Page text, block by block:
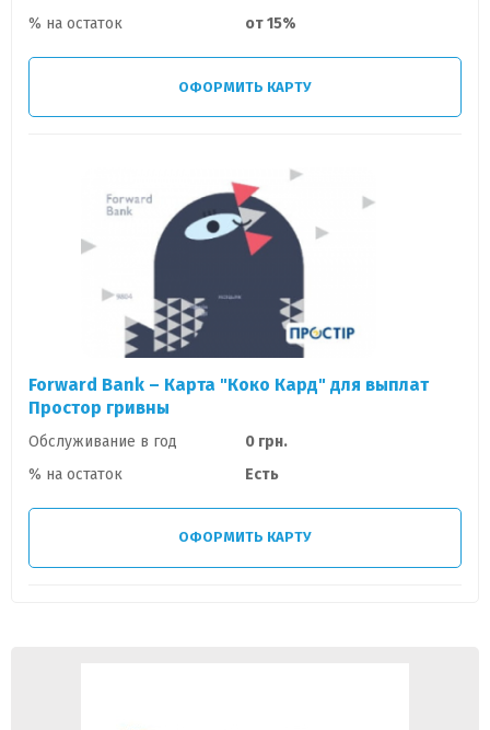
% на остаток
от 15%
ОФОРМИТЬ КАРТУ
Forward Bank – Карта "Коко Кард" для выплат
Простор гривны
Обслуживание в год
0 грн.
% на остаток
Есть
ОФОРМИТЬ КАРТУ